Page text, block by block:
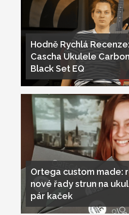
Hodně Rychlá Recenze:
Cascha Ukulele
Black Set EQ
Ortega custom made:
nové řady strun na
pár kaček